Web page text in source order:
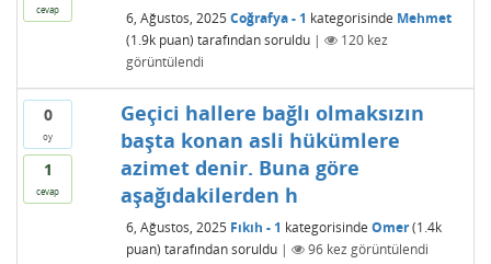
cevap 6, Ağustos, 2025 Coğrafya - 1 kategorisinde Mehmet
(1.9kpuan) tarafından soruldu | 120kez
görüntülendi
0
oy
1
cevap
Geçici hallere bağlı olmaksızın
başta konan asli hükümlere
azimet denir. Buna göre
aşağıdakilerden h
6, Ağustos, 2025 Fıkıh - 1 kategorisinde Omer (1.4k
puan) tarafından soruldu | 96kez görüntülendi